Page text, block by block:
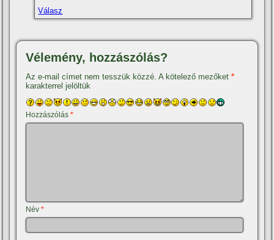
Válasz
Vélemény, hozzászólás?
Az e-mail címet nem tesszük közzé. A kötelező mezőket*
karakterrel jelöltük
Hozzászólás*
Név*